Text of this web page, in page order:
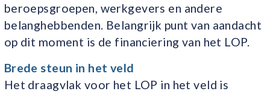
beroepsgroepen, werkgevers en andere
belanghebbenden. Belangrijk punt van aandacht
op dit moment is de financiering van het LOP.
Brede steun in het veld
Het draagvlak voor het LOP in het veld is